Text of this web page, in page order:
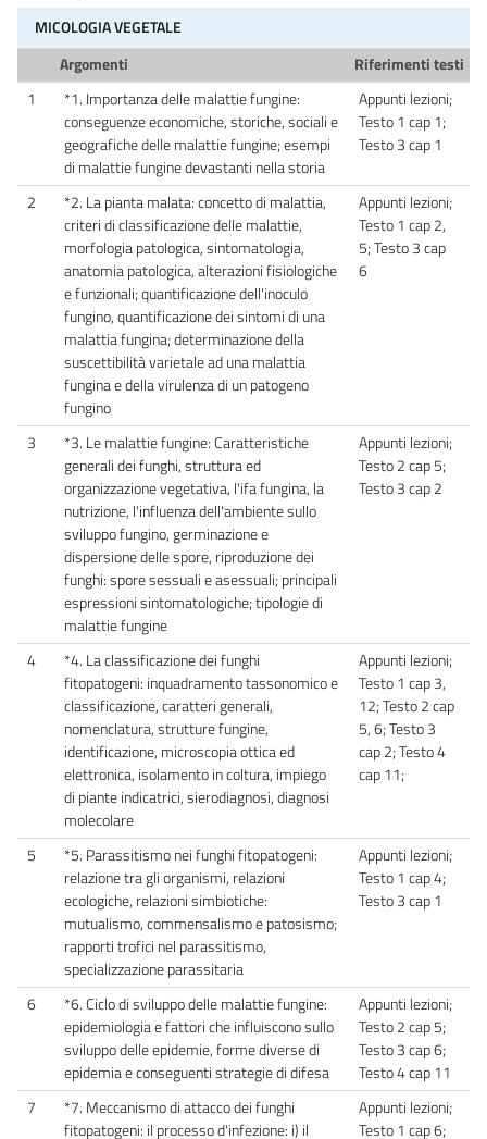
MICOLOGIA VEGETALE
Argomenti
Riferimenti testi
1
*1. Importanza delle malattie fungine:
conseguenze economiche, storiche, sociali e
geografiche delle malattie fungine; esempi
di malattie fungine devastanti nella storia
Appunti lezioni;
Testo 1 cap 1;
Testo 3 cap 1
2
*2. La pianta malata: concetto di malattia,
criteri di classificazione delle malattie,
morfologia patologica, sintomatologia,
anatomia patologica, alterazioni fisiologiche
e funzionali; quantificazione dell'inoculo
fungino, quantificazione dei sintomi di una
malattia fungina; determinazione della
suscettibilità varietale ad una malattia
fungina e della virulenza di un patogeno
fungino
Appunti lezioni;
Testo 1 cap 2,
5; Testo 3 cap
6
3
*3. Le malattie fungine: Caratteristiche
generali dei funghi, struttura ed
organizzazione vegetativa, l'ifa fungina, la
nutrizione, l'influenza dell'ambiente sullo
sviluppo fungino, germinazione e
dispersione delle spore, riproduzione dei
funghi: spore sessuali e asessuali; principali
espressioni sintomatologiche; tipologie di
malattie fungine
Appunti lezioni;
Testo 2 cap 5;
Testo 3 cap 2
4
*4. La classificazione dei funghi
fitopatogeni: inquadramento tassonomico e
classificazione, caratteri generali,
nomenclatura, strutture fungine,
identificazione, microscopia ottica ed
elettronica, isolamento in coltura, impiego
di piante indicatrici, sierodiagnosi, diagnosi
molecolare
Appunti lezioni;
Testo 1 cap 3,
12; Testo 2 cap
5, 6; Testo 3
cap 2; Testo 4
cap 11;
5
*5. Parassitismo nei funghi fitopatogeni:
relazione tra gli organismi, relazioni
ecologiche, relazioni simbiotiche:
mutualismo, commensalismo e patosismo;
rapporti trofici nel parassitismo,
specializzazione parassitaria
Appunti lezioni;
Testo 1 cap 4;
Testo 3 cap 1
6
*6. Ciclo di sviluppo delle malattie fungine:
epidemiologia e fattori che influiscono sullo
sviluppo delle epidemie, forme diverse di
epidemia e conseguenti strategie di difesa
Appunti lezioni;
Testo 2 cap 5;
Testo 3 cap 6;
Testo 4 cap 11
7
*7. Meccanismo di attacco dei funghi
fitopatogeni: il processo d'infezione: i) il
Appunti lezioni;
Testo 1 cap 6;